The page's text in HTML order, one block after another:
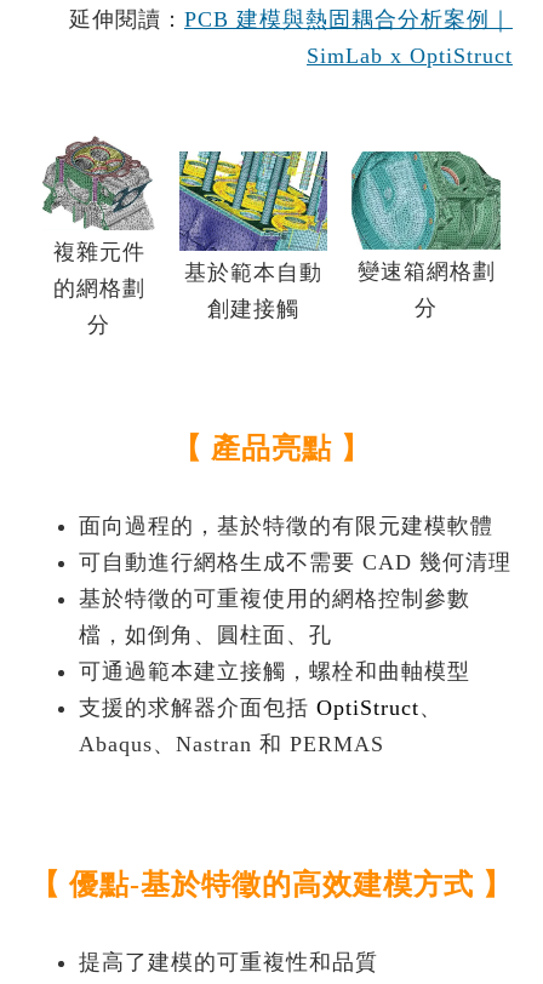
延伸閱讀： PCB 建模與熱固耦合分析案例｜
SimLab x OptiStruct
複雜元件
的網格劃
分
基於範本自動
創建接觸
變速箱網格劃
分
【 產品亮點 】
面向過程的，基於特徵的有限元建模軟體
可自動進行網格生成不需要 CAD 幾何清理
基於特徵的可重複使用的網格控制參數
檔，如倒角、圓柱面、孔
可通過範本建立接觸，螺栓和曲軸模型
支援的求解器介面包括 OptiStruct、
Abaqus、Nastran 和 PERMAS
【 優點-基於特徵的高效建模方式 】
提高了建模的可重複性和品質